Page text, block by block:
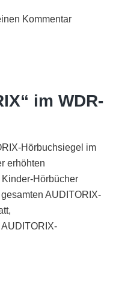
Kommentar
im WDR-
Hörbuchsiegel im
erhöhten
Hörbücher
AUDITORIX-